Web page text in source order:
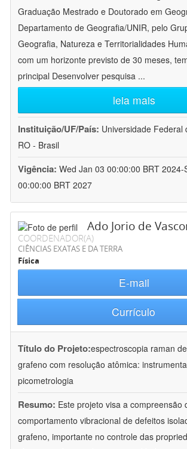
Graduação Mestrado e Doutorado em
Departamento de Geografia/UNIR, pelo
Geografia, Natureza e Territorialidades
com um horizonte previsto de 30 meses,
principal Desenvolver pesquisa ...
leia mais
Instituição/UF/País: Universidade Federal
RO - Brasil
Vigência: Wed Jan 03 00:00:00 BRT 2024-
00:00:00 BRT 2027
Ado Jorio de
COORDENADOR(A)
CIÊNCIAS EXATAS E DA TERRA
Física
E-mail
Currículo
Título do Projeto:espectroscopia raman
grafeno com resolução atômica:
picometrologia
Resumo: Este projeto visa a compreensão
comportamento vibracional de defeitos
grafeno, importante no controle das